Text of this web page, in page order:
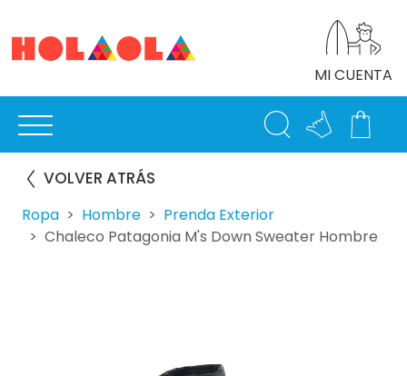
MI CUENTA
VOLVER ATRÁS
Ropa Hombre
Prenda Exterior
Chaleco Patagonia M's Down Sweater Hombre